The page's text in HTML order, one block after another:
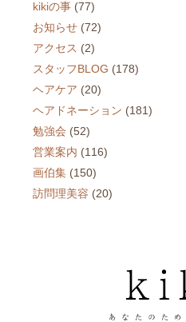
kikiの事 (77)
お知らせ (72)
アクセス (2)
スタッフBLOG (178)
ヘアケア (20)
ヘアドネーション (181)
勉強会 (52)
営業案内 (116)
画伯集 (150)
訪問理美容 (20)